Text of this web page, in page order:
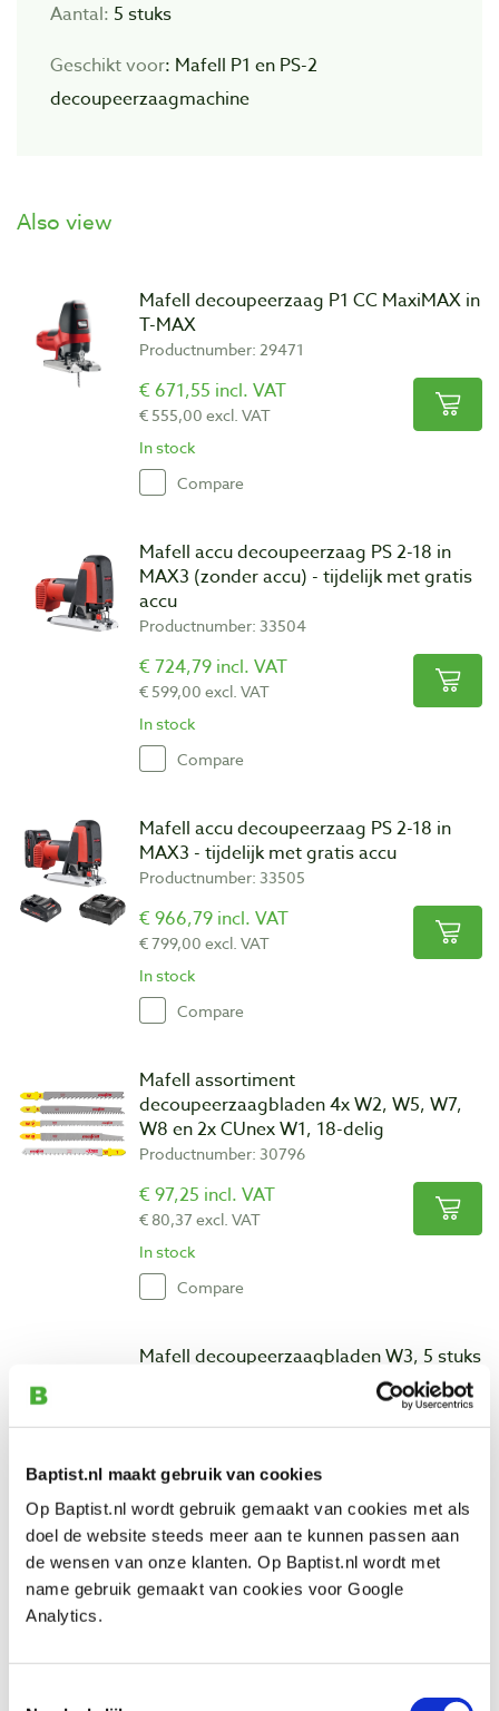
Baptist.nl maakt gebruik van cookies
Op Baptist.nl wordt gebruik gemaakt van cookies met als
doel de website steeds meer aan te kunnen passen aan
de wensen van onze klanten. Op Baptist.nl wordt met
name gebruik gemaakt van cookies voor Google
Analytics.
Aantal: 5 stuks
Geschikt voor: Mafell P1 en PS-2
decoupeerzaagmachine
Also view
Mafell decoupeerzaag P1 CC MaxiMAX in
T-MAX
Productnumber: 29471
€ 671,55 incl. VAT
€ 555,00 excl. VAT
In stock
Compare
Mafell accu decoupeerzaag PS 2-18 in
MAX3 (zonder accu) - tijdelijk met gratis
accu
Productnumber: 33504
€ 724,79 incl. VAT
€ 599,00 excl. VAT
In stock
Compare
Mafell accu decoupeerzaag PS 2-18 in
MAX3 - tijdelijk met gratis accu
Productnumber: 33505
€ 966,79 incl. VAT
€ 799,00 excl. VAT
In stock
Compare
Mafell assortiment
decoupeerzaagbladen 4x W2, W5, W7,
W8 en 2x CUnex W1, 18-delig
Productnumber: 30796
€ 97,25 incl. VAT
€ 80,37 excl. VAT
In stock
Compare
Mafell decoupeerzaagbladen W3, 5 stuks
€ 24,18 incl. VAT
In stock
Compare
Mafell decoupeerzaagbladen W5, 5 stuks